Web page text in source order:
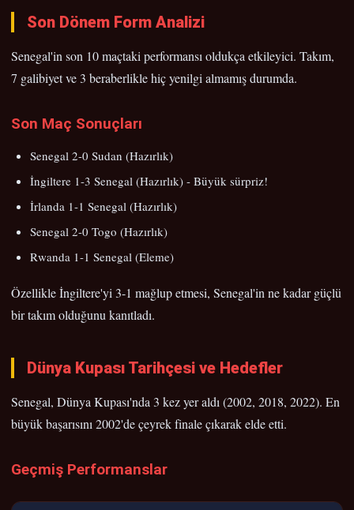
Son Dönem Form Analizi
Senegal'in son 10 maçtaki performansı oldukça etkileyici. Takım,
7 galibiyet ve 3 beraberlikle hiç yenilgi almamış durumda.
Son Maç Sonuçları
Senegal 2-0 Sudan (Hazırlık)
İngiltere 1-3 Senegal (Hazırlık) - Büyük sürpriz!
İrlanda 1-1 Senegal (Hazırlık)
Senegal 2-0 Togo (Hazırlık)
Rwanda 1-1 Senegal (Eleme)
Özellikle İngiltere'yi 3-1 mağlup etmesi, Senegal'in ne kadar güçlü
bir takım olduğunu kanıtladı.
Dünya Kupası Tarihçesi ve Hedefler
Senegal, Dünya Kupası'nda 3 kez yer aldı (2002, 2018, 2022). En
büyük başarısını 2002'de çeyrek finale çıkarak elde etti.
Geçmiş Performanslar